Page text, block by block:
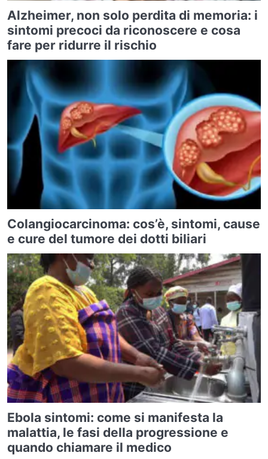
Alzheimer, non solo perdita di memoria: i
sintomi precoci da riconoscere e cosa
fare per ridurre il rischio
Colangiocarcinoma: cos’è, sintomi, cause
e cure del tumore dei dotti biliari
Ebola sintomi: come si manifesta la
malattia, le fasi della progressione e
quando chiamare il medico